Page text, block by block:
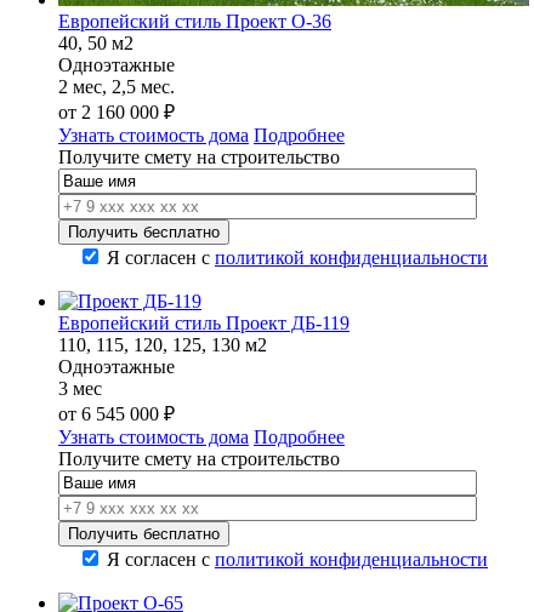
Европейский стиль Проект О-36
40, 50 м2
Одноэтажные
2 мес, 2,5 мес.
от 2 160 000 ₽
Узнать стоимость дома Подробнее
Получите смету на строительство
Я согласен с политикой конфиденциальности
Европейский стиль Проект ДБ-119
110, 115, 120, 125, 130 м2
Одноэтажные
3 мес
от 6 545 000 ₽
Узнать стоимость дома Подробнее
Получите смету на строительство
Я согласен с политикой конфиденциальности